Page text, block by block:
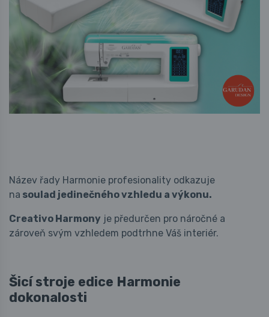
Název řady Harmonie profesionality odkazuje
na soulad jedinečného vzhledu a výkonu.
Creativo Harmony je předurčen pro náročné a
zároveň svým vzhledem podtrhne Váš interiér.
Šicí stroje edice Harmonie
dokonalosti